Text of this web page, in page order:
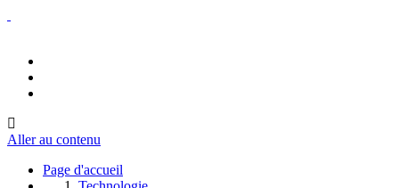
Aller au contenu
Page d'accueil